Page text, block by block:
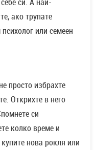
ако трупате
или семеен
просто избрахте
Открихте в него
си
колко време и
нова рокля или